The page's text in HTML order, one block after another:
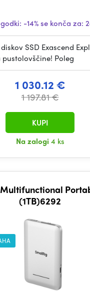
-14%se konča za:
SSD Exascend
Poleg
1 030.12 €
1 197.81 €
Na zalogi 4 ks
KUPI
(1TB)6292